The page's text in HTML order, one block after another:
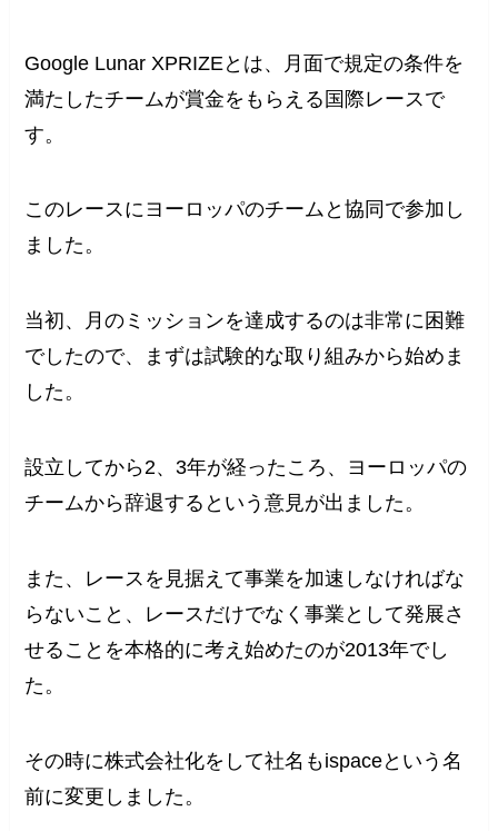
Google Lunar XPRIZEとは、月面で規定の条件を
満たしたチームが賞金をもらえる国際レースで
す。
このレースにヨーロッパのチームと協同で参加し
ました。
当初、月のミッションを達成するのは非常に困難
でしたので、まずは試験的な取り組みから始めま
した。
設立してから2、3年が経ったころ、ヨーロッパの
チームから辞退するという意見が出ました。
また、レースを見据えて事業を加速しなければな
らないこと、レースだけでなく事業として発展さ
せることを本格的に考え始めたのが2013年でし
た。
その時に株式会社化をして社名もispaceという名
前に変更しました。